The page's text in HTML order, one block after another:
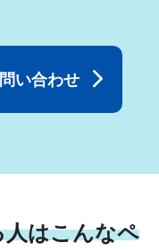
い合わせ
はこんなペ